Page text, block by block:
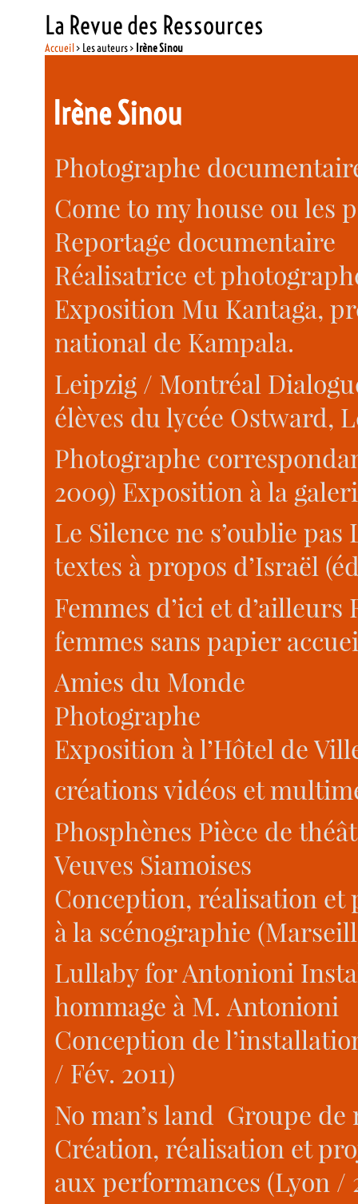
La Revue des Ressources
Accueil> Les auteurs > Irène Sinou
Irène Sinou
Photographe
Come to my house ou les
Reportage documentaire
Réalisatrice et
Exposition Mu Kantaga,
national de Kampala.
Leipzig / Montréal
élèves du lycée Ostward,
Photographe
2009) Exposition à la
Le Silence ne s’oublie
textes à propos d’Israël
Femmes d’ici et
femmes sans papier
Amies du Monde
Photographe
Exposition à l’Hôtel de
créations vidéos et
Phosphènes Pièce de
Veuves Siamoises
Conception, réalisation et
à la scénographie
Lullaby for Antonioni
hommage à M. Antonioni
Conception de
/ Fév. 2011)
No man’s land Groupe de
Création, réalisation et
aux performances (Lyon /